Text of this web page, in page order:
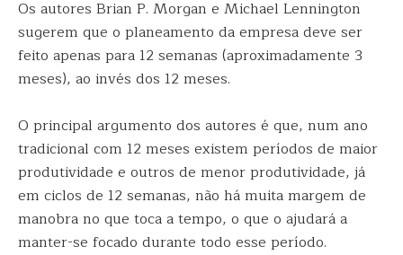
Os autores Brian P. Morgan e Michael Lennington
sugerem que o planeamento da empresa deve ser
feito apenas para 12 semanas (aproximadamente 3
meses), ao invés dos 12 meses.
O principal argumento dos autores é que, num ano
tradicional com 12 meses existem períodos de maior
produtividade e outros de menor produtividade, já
em ciclos de 12 semanas, não há muita margem de
manobra no que toca a tempo, o que o ajudará a
manter-se focado durante todo esse período.